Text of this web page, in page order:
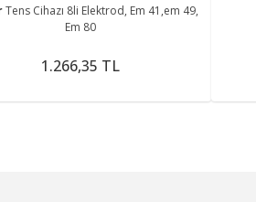
Tens Cihazı 8li Elektrod, Em 41,em 49,
Em 80
1.266,35 TL